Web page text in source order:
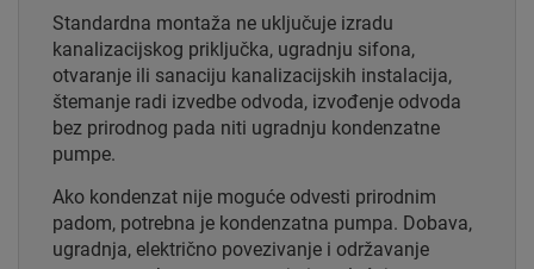
Standardna montaža ne uključuje izradu
kanalizacijskog priključka, ugradnju sifona,
otvaranje ili sanaciju kanalizacijskih instalacija,
štemanje radi izvedbe odvoda, izvođenje odvoda
bez prirodnog pada niti ugradnju kondenzatne
pumpe.
Ako kondenzat nije moguće odvesti prirodnim
padom, potrebna je kondenzatna pumpa. Dobava,
ugradnja, električno povezivanje i održavanje